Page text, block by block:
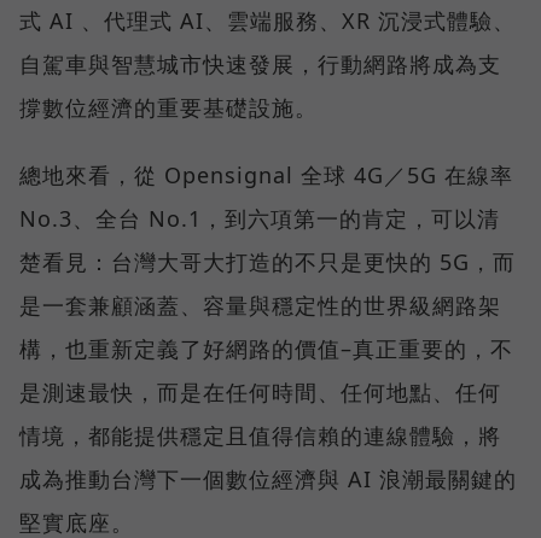
式 AI 、代理式 AI、雲端服務、XR 沉浸式體驗、
自駕車與智慧城市快速發展，行動網路將成為支
撐數位經濟的重要基礎設施。
總地來看，從 Opensignal 全球 4G／5G 在線率
No.3、全台 No.1，到六項第一的肯定，可以清
楚看見：台灣大哥大打造的不只是更快的 5G，而
是一套兼顧涵蓋、容量與穩定性的世界級網路架
構，也重新定義了好網路的價值–真正重要的，不
是測速最快，而是在任何時間、任何地點、任何
情境，都能提供穩定且值得信賴的連線體驗，將
成為推動台灣下一個數位經濟與 AI 浪潮最關鍵的
堅實底座。